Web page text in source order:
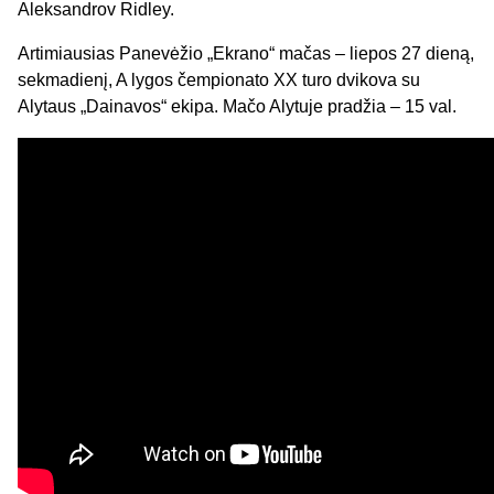
Aleksandrov Ridley.
Artimiausias Panevėžio „Ekrano“ mačas – liepos 27 dieną,
sekmadienį, A lygos čempionato XX turo dvikova su
Alytaus „Dainavos“ ekipa. Mačo Alytuje pradžia – 15 val.